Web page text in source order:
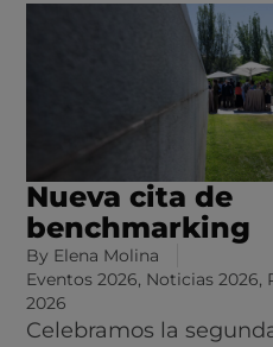
Nueva cita de
benchmarking
By Elena Molina
Eventos 2026, Noticias 2026,
2026
Celebramos la